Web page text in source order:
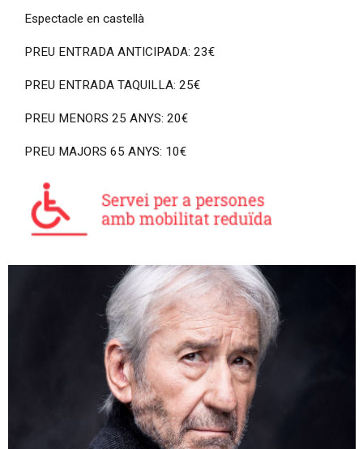
Espectacle en castellà
PREU ENTRADA ANTICIPADA: 23€
PREU ENTRADA TAQUILLA: 25€
PREU MENORS 25 ANYS: 20€
PREU MAJORS 65 ANYS: 10€